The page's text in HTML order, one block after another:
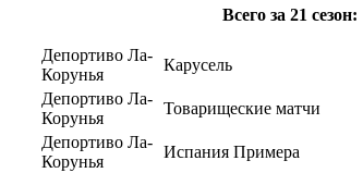
Всего за 21 сезон:
Депортиво Ла-
Корунья
Карусель
Депортиво Ла-
Корунья
Товарищеские матчи
Депортиво Ла-
Корунья
Испания Примера